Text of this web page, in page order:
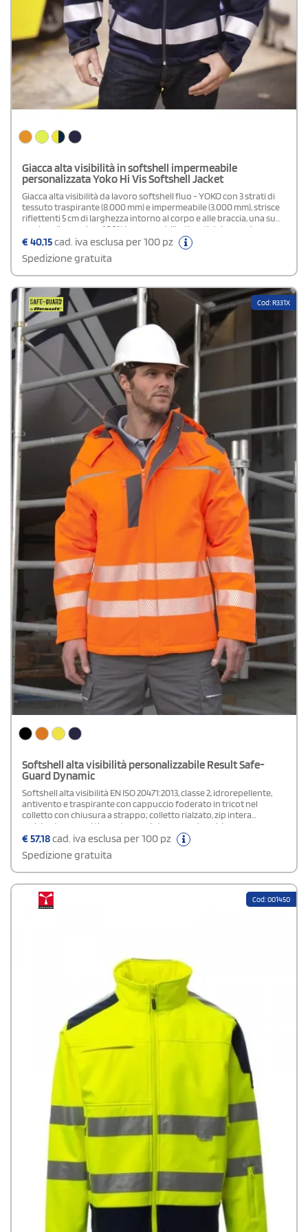
Giacca alta visibilità in softshell impermeabile
personalizzata Yoko Hi Vis Softshell Jacket
Giacca alta visibilità da lavoro softshell fluo - YOKO con 3 strati di
tessuto traspirante (8.000 mm) e impermeabile (3.000 mm), strisce
riflettenti 5 cm di larghezza intorno al corpo e alle braccia, una su
ogni spalla, cerniere 100% impermeabili e tiranti dei cursori con
logo applicati sul davanti e sul taschino sul petto, 2 tasche
scaldamani con cerniera, polsini in gomma con logo e base con
cordino di regolazione, parte posteriore corta alla moda, navy ha
una maggiore visibilità
€40,15cad. iva esclusa per 100 pz
Spedizione gratuita
Cod: R331X
Softshell alta visibilità personalizzabile Result Safe-
Guard Dynamic
Softshell alta visibilità EN ISO 20471:2013, classe 2, idrorepellente,
antivento e traspirante con cappuccio foderato in tricot nel
colletto con chiusura a strappo; colletto rialzato, zip intera
resistente con pattina esterna e interna con borchie e
mentoniera; 3 tasche esterne con zip, 2 tasche interne, polsino
interno, orlo con cordino elastico regolabile e dettagli
riflettenti.Composizione: 100% poliestere per la parte esterna,
membrana TPU antivento impermeabile (8000 mm), traspirante
(micropile), fodera in contrasto in tricot grigio (trapuntato) per la
parte interna.
€57,18cad. iva esclusa per 100 pz
Spedizione gratuita
Cod: 001450